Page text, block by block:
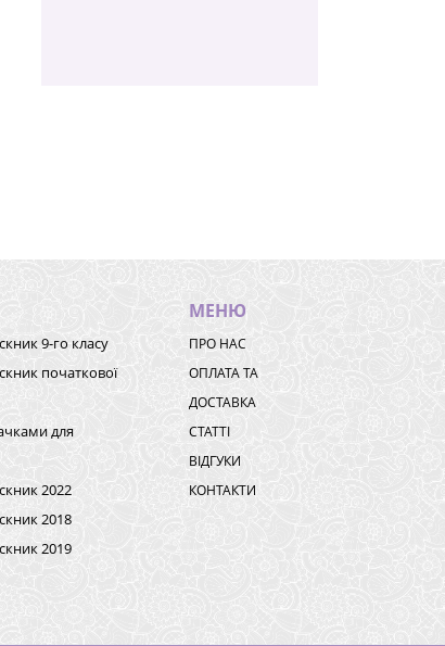
9-го класу
початкової
для
2022
2018
2019
МЕНЮ
ПРО НАС
ОПЛАТА ТА
ДОСТАВКА
СТАТТІ
ВІДГУКИ
КОНТАКТИ